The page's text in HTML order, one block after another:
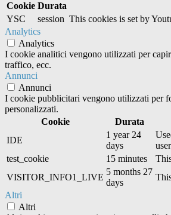
Cookie Durata
YSC
session This cookies is set by
Analytics
Analytics
I cookie analitici vengono utilizzati per
traffico, ecc.
Annunci
Annunci
I cookie pubblicitari vengono utilizzati per
personalizzati.
Cookie
Durata
IDE
1 year 24
days
test_cookie
15 minutes
VISITOR_INFO1_LIVE
5 months 27
days
Altri
Altri